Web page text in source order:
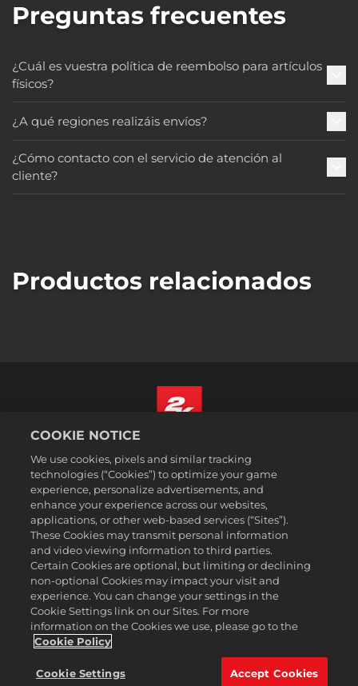
Preguntas frecuentes
¿Cuál es vuestra política de reembolso para artículos
físicos?
¿A qué regiones realizáis envíos?
¿Cómo contacto con el servicio de atención al
cliente?
Productos relacionados
Aviso legal
Política de privacidad
Política de cookies
Atención al cliente
No vender ni compartir mis datos personales
Búsqueda de pedidos y reembolsos
Socios publicitarios de 2K Ad
©2016-2026 Take-Two Interactive Software Inc. 2K, Firaxis Games,
Civilization, and their respective logos are trademarks of Take-Two
Interactive Software, Inc. All rights reserved.
Todas las marcas comerciales son propiedad de sus respectivos
Español
COOKIE NOTICE
We use cookies, pixels and similar tracking
technologies (“Cookies”) to optimize your game
experience, personalize advertisements, and
enhance your experience across our websites,
applications, or other web-based services (“Sites”).
These Cookies may transmit personal information
and video viewing information to third parties.
Certain Cookies are optional, but limiting or declining
non-optional Cookies may impact your visit and
experience. You can change your settings in the
Cookie Settings link on our Sites. For more
information on the Cookies we use, please go to the
Cookie Policy
Cookie Settings Accept Cookies